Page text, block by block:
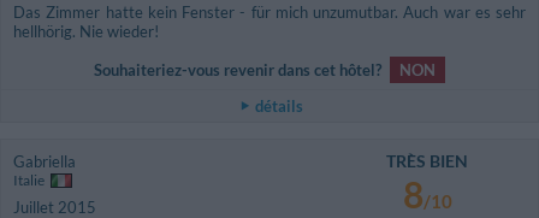
Das Zimmer hatte kein Fenster - für mich unzumutbar. Auch war es sehr
hellhörig. Nie wieder!
Souhaiteriez-vous revenir dans cet hôtel?
NON
détails
Gabriella
Italie
Juillet 2015
TRÈS BIEN
8/10